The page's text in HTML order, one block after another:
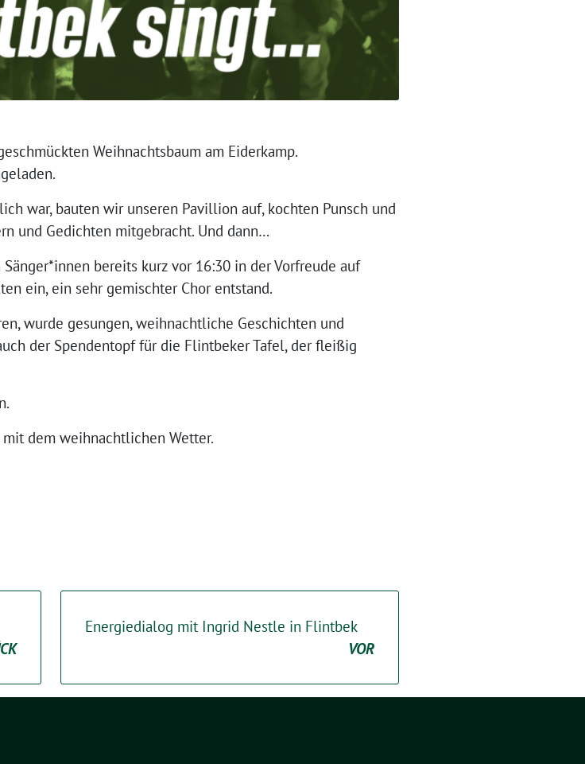
Weihnachtsbaum am Eiderkamp.
war, bauten wir unseren Pavillion auf, kochten Punsch und
und Gedichten mitgebracht. Und dann…
bereits kurz vor 16:30 in der Vorfreude auf
ein, ein sehr gemischter Chor entstand.
wurde gesungen, weihnachtliche Geschichten und
der Spendentopf für die Flintbeker Tafel, der fleißig
dem weihnachtlichen Wetter.
Energiedialog mit Ingrid Nestle in Flintbek
VOR